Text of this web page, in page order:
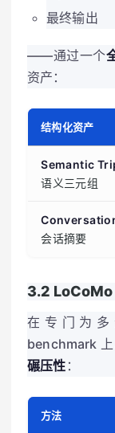
最终输出
——通过一个
资产：
结构化资产
Semantic
语义三元组
会话摘要
3.2
在专门为
benchmark
碾压性 ：
方法